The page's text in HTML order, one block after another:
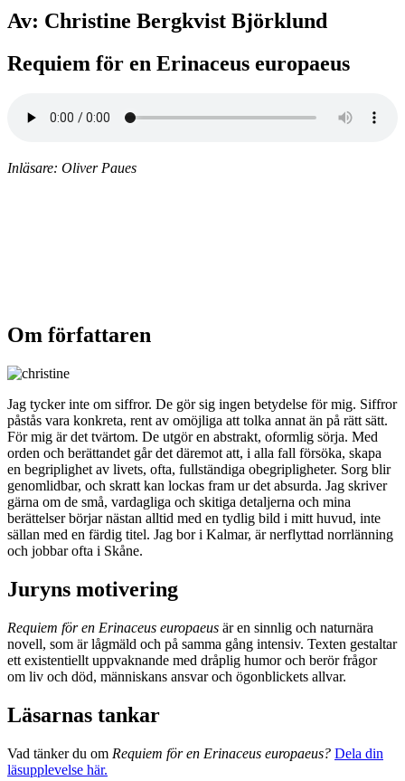
Av: Christine Bergkvist Björklund
Requiem för en Erinaceus europaeus
Inläsare: Oliver Paues
Om författaren
Jag tycker inte om siffror. De gör sig ingen betydelse för mig. Siffror
påstås vara konkreta, rent av omöjliga att tolka annat än på rätt sätt.
För mig är det tvärtom. De utgör en abstrakt, oformlig sörja. Med
orden och berättandet går det däremot att, i alla fall försöka, skapa
en begriplighet av livets, ofta, fullständiga obegripligheter. Sorg blir
genomlidbar, och skratt kan lockas fram ur det absurda. Jag skriver
gärna om de små, vardagliga och skitiga detaljerna och mina
berättelser börjar nästan alltid med en tydlig bild i mitt huvud, inte
sällan med en färdig titel. Jag bor i Kalmar, är nerflyttad norrlänning
och jobbar ofta i Skåne.
Juryns motivering
Requiem för en Erinaceus europaeus är en sinnlig och naturnära
novell, som är lågmäld och på samma gång intensiv. Texten gestaltar
ett existentiellt uppvaknande med dråplig humor och berör frågor
om liv och död, människans ansvar och ögonblickets allvar.
Läsarnas tankar
Vad tänker du om Requiem för en Erinaceus europaeus? Dela din
läsupplevelse här.